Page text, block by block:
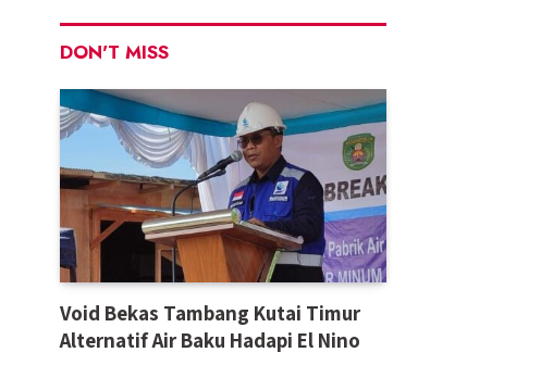
DON'T MISS
Void Bekas Tambang Kutai Timur
Alternatif Air Baku Hadapi El Nino